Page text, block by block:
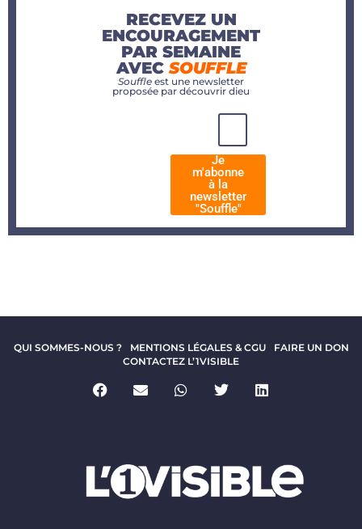
RECEVEZ UN
ENCOURAGEMENT
PAR SEMAINE
AVECSOUFFLE
Souffle est une newsletter
proposée par découvrir dieu
Je
m'abonne
à la
newsletter
"Souffle"
QUI SOMMES-NOUS ? MENTIONS LÉGALES & CGU
FAIRE UN DON
CONTACTEZ L’1VISIBLE